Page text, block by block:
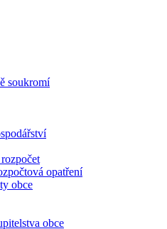
soukromí
opatření
obce
obce